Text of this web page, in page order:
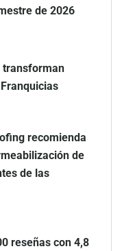
de 2026
transforman
recomienda
de
de las
reseñas con 4,8